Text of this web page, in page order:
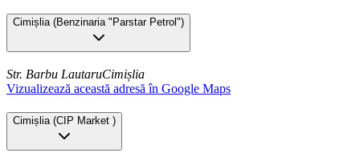
Cimișlia(Benzinaria "Parstar Petrol")
Str. Barbu LautaruCimișlia
Vizualizează această adresă în Google Maps
Cimișlia(CIP Market )